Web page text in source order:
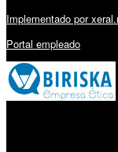
Implementado por
Portal empleado